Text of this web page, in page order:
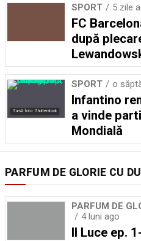
SPORT 5 zile
FC
după
Sursă foto: Shutterstock
SPORT o
Infantino
a vinde
Mondială
PARFUM DE GLORIE CU
PARFUM DE
4 luni ago
Il Luce ep.